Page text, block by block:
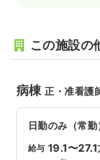
この施設の
病棟正・准看護
日勤のみ（常勤
給与 19.1〜27.1